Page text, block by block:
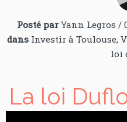
Posté par Yann Legros /
dans Investir à Toulouse,
loi
La loi